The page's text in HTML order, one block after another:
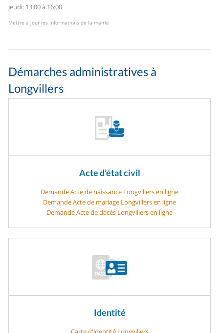
Jeudi: 13:00 à 16:00
Mettre à jour les informations de la mairie
Démarches administratives à
Longvillers
Acte d’état civil
Demande Acte de naissance Longvillers en ligne
Demande Acte de mariage Longvillers en ligne
Demande Acte de décès Longvillers en ligne
Identité